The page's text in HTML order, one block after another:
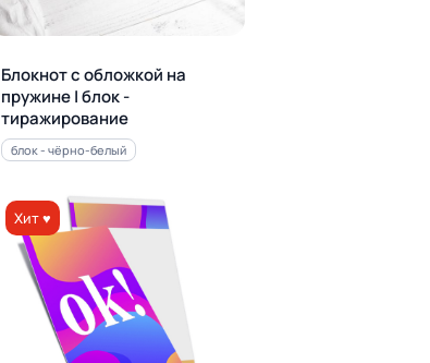
Блокнот с обложкой на
пружине | блок -
тиражирование
блок - чёрно-белый
Хит ♥